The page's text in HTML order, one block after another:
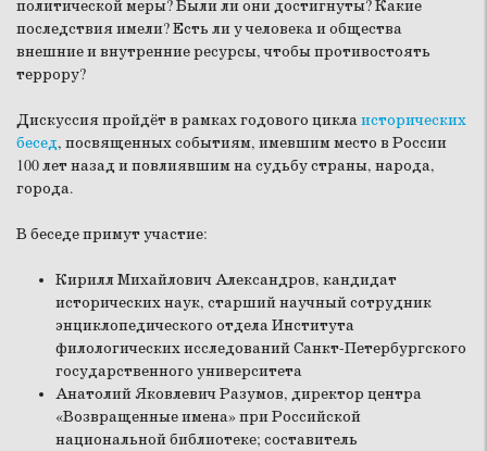
политической меры? Были ли они достигнуты? Какие
последствия имели? Есть ли у человека и общества
внешние и внутренние ресурсы, чтобы противостоять
террору?
Дискуссия пройдёт в рамках годового циклаисторических
бесед, посвященных событиям, имевшим место в России
100 лет назад и повлиявшим на судьбу страны, народа,
города.
В беседе примут участие:
Кирилл Михайлович Александров, кандидат
исторических наук, старший научный сотрудник
энциклопедического отдела Института
филологических исследований Санкт-Петербургского
государственного университета
Анатолий Яковлевич Разумов, директор центра
«Возвращенные имена» при Российской
национальной библиотеке; составитель